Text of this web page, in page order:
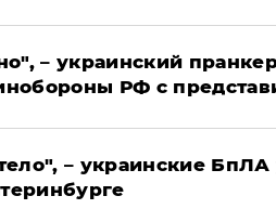
– украинский
РФ с
– украинские